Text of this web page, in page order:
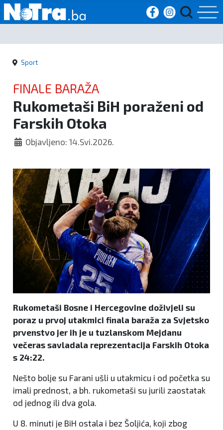
Početna
Vijesti
Sport
Kultura
Crna
kronika
Politika
Zanimljivosti
Sport
FINALE BARAŽA
Rukometaši BiH poraženi od
Farskih Otoka
Objavljeno: 14.Svi.2026.
Rukometaši Bosne i Hercegovine doživjeli su
poraz u prvoj utakmici finala baraža za Svjetsko
prvenstvo jer ih je u tuzlanskom Mejdanu
večeras savladala reprezentacija Farskih Otoka
s 24:22.
Nešto bolje su Farani ušli u utakmicu i od početka su
imali prednost, a bh. rukometaši su jurili zaostatak
od jednog ili dva gola.
U 8. minuti je BiH ostala i bez Šoljića, koji zbog